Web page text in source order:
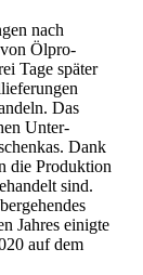
nach
von Ölpro­
Tage später
Das
Unter­
Dank
die Produktion
sind.
Jahres einigte
auf dem